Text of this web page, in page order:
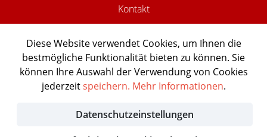
Kontakt
©2026 USTOMED INSTRUMENTE
Powered by Shopware Agentur
Shopentwickler.Berlin
Diese Website verwendet Cookies, um Ihnen die
bestmögliche Funktionalität bieten zu können. Sie
können Ihre Auswahl der Verwendung von Cookies
jederzeitspeichern. Mehr Informationen.
Datenschutzeinstellungen